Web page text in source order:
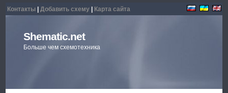
Контакты |Добавить схему Карта сайта
Shematic.net
Больше чем схемотехника